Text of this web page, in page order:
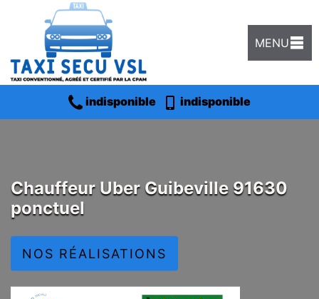
MENU
indisponible indisponible
Chauffeur Uber Guibeville 91630
ponctuel
NOS RÉALISATIONS